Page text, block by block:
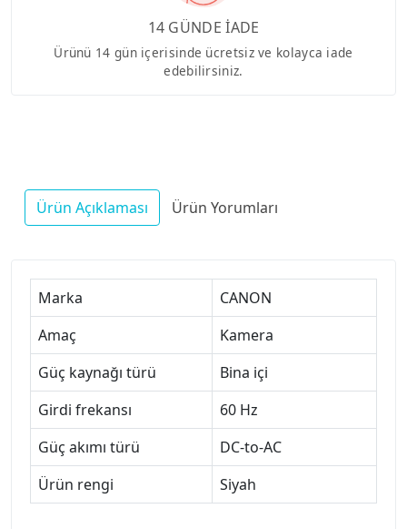
14 GÜNDE İADE
Ürünü 14 gün içerisinde ücretsiz ve kolayca iade
edebilirsiniz.
Ürün Açıklaması Ürün Yorumları
Marka
CANON
Amaç
Kamera
Güç kaynağı türü
Bina içi
Girdi frekansı
60 Hz
Güç akımı türü
DC-to-AC
Ürün rengi
Siyah